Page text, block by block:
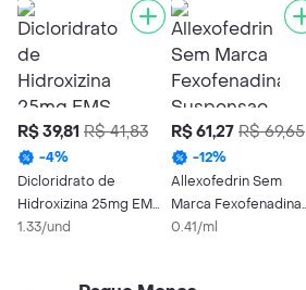
R$ 39,81 R$ 41,83
-4%
Dicloridrato de
Hidroxizina 25mg EMS
Caixa 30
1.33/und
R$ 61,27 R$ 69,65
-12%
Allexofedrin Sem
Marca Fexofenadina
Suspensao
0.41/ml